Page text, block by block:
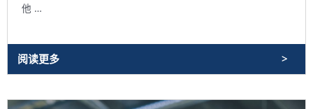
他 …
阅读更多